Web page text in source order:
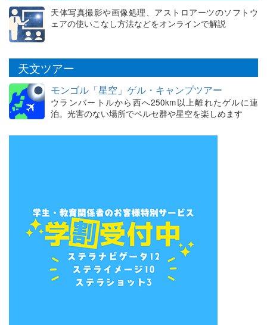
天体写真撮影や画像処理、アストロアーツのソフトウ
ェアの使いこなし方法などをオンラインで解説
天文ツアー
モンゴル「星空」ゲル・キャンプツアー
ウランバートルから西へ250km以上離れたゲルに連
泊。光害のない場所でペルセ群や星空を楽しめます